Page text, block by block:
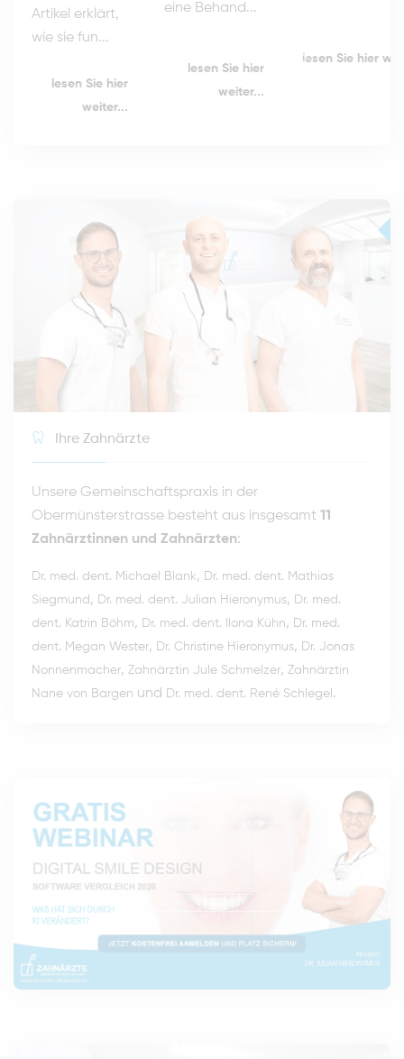
Artikel erklärt,
wie sie fun...
lesen Sie hier
weiter...
eine Behand...
lesen Sie hier
weiter...
lesen Sie hier
Ihre Zahnärzte
Unsere Gemeinschaftspraxis in der
Obermünsterstrasse besteht aus insgesamt 11
Zahnärztinnen und Zahnärzten:
Dr. med. dent. Michael Blank, Dr. med. dent. Mathias
Siegmund , Dr. med. dent. Julian Hieronymus, Dr. med.
dent. Katrin Böhm, Dr. med. dent. Ilona Kühn, Dr. med.
dent. Megan Wester, Dr. Christine Hieronymus, Dr. Jonas
Nonnenmacher, Zahnärztin Jule Schmelzer, Zahnärztin
Nane von Bargen und Dr. med. dent. René Schlegel .